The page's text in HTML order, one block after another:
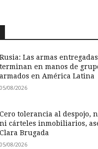
Rusia: Las armas
terminan en manos de
armados en América Latina
05/08/2026
Cero tolerancia al despojo,
ni cárteles inmobiliarios,
Clara Brugada
05/08/2026